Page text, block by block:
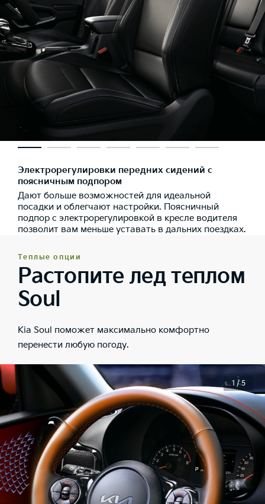
Электрорегулировки передних сидений с
поясничным подпором
Дают больше возможностей для идеальной
посадки и облегчают настройки. Поясничный
подпор с электрорегулировкой в кресле водителя
позволит вам меньше уставать в дальних поездках.
Теплые опции
Растопите лед теплом
Soul
Kia Soul поможет максимально комфортно
перенести любую погоду.
1 / 5